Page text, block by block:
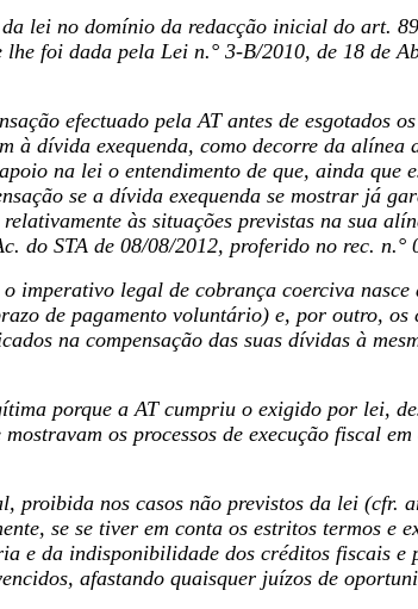
lei no domínio da redacção inicial do art.
lhe foi dada pela Lei n.° 3-B/2010, de 18 de
efectuado pela AT antes de esgotados
à dívida exequenda, como decorre da alínea
na lei o entendimento de que, ainda que
se a dívida exequenda se mostrar já
às situações previstas na sua
do STA de 08/08/2012, proferido no rec. n.°
imperativo legal de cobrança coerciva
de pagamento voluntário) e, por outro,
na compensação das suas dívidas à
porque a AT cumpriu o exigido por lei,
os processos de execução fiscal
proibida nos casos não previstos da lei (cfr.
se se tiver em conta os estritos termos
e da indisponibilidade dos créditos fiscais e
afastando quaisquer juízos de